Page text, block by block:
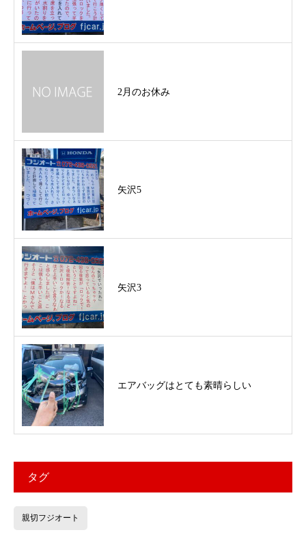
2月のお休み
矢沢5
矢沢3
エアバッグはとても素晴らしい
タグ
親切フジオート